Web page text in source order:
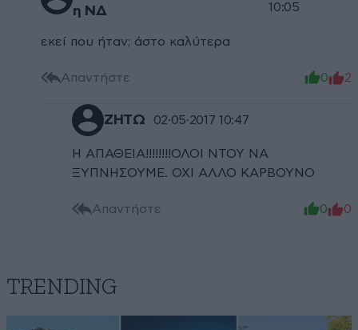
η ΝΔ
10:05
εκεί που ήταν; άστο καλύτερα
Απαντήστε 0 2
ΖΗΤΩ 02·05·2017 10:47
Η ΑΠΑΘΕΙΑ!!!!!!!!ΟΛΟΙ ΝΤΟΥ ΝΑ
ΞΥΠΝΗΣΟΥΜΕ. ΟΧΙ ΑΛΛΟ ΚΑΡΒΟΥΝΟ
Απαντήστε 0 0
TRENDING